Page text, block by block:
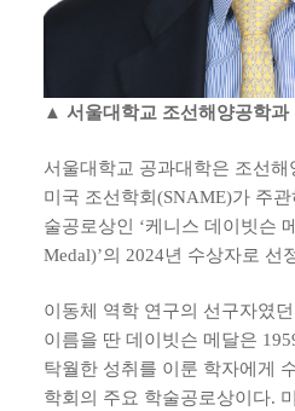
▲ 서울대학교 조선해양공학과
서울대학교 공과대학은 조선
미국 조선학회(SNAME)가 주
술공로상인 ‘케니스 데이빗슨
Medal)’의 2024년 수상자로 선
이동체 역학 연구의 선구자였
이름을 딴 데이빗슨 메달은
탁월한 성취를 이룬 학자에게
학회의 주요 학술공로상이다.